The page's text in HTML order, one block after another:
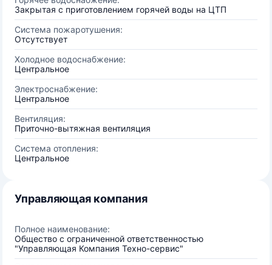
Закрытая с приготовлением горячей воды на ЦТП
Система пожаротушения:
Отсутствует
Холодное водоснабжение:
Центральное
Электроснабжение:
Центральное
Вентиляция:
Приточно-вытяжная вентиляция
Система отопления:
Центральное
Управляющая компания
Полное наименование:
Общество с ограниченной ответственностью
"Управляющая Компания Техно-сервис"